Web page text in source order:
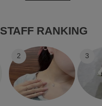
STAFF RANKING
2 3